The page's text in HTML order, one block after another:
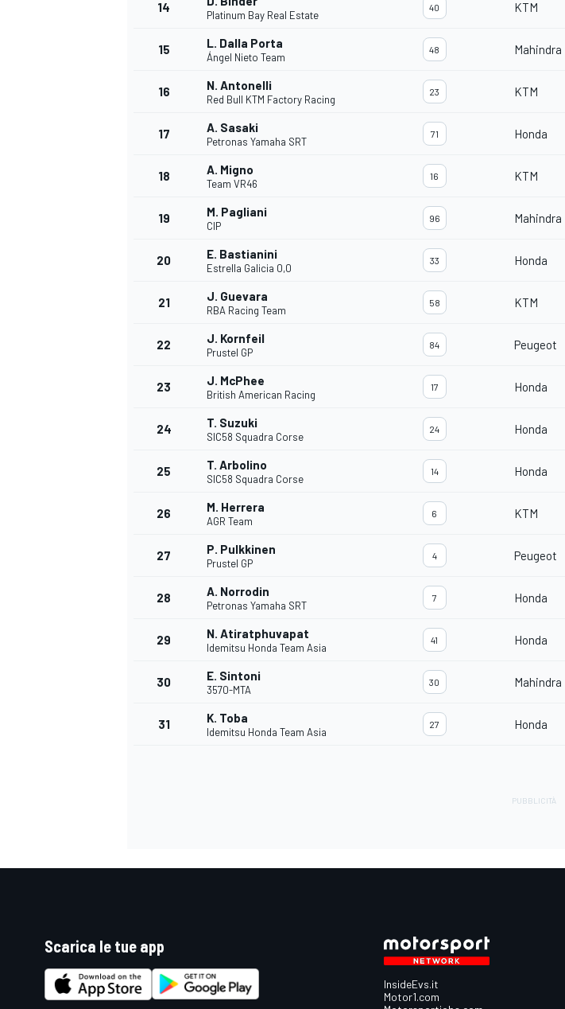
MONOMARCA
14
Platinum Bay Real Estate
40 KTM
15 L. Dalla Porta
Ángel Nieto Team
48 Mahindra
16 N. Antonelli
Red Bull KTM Factory Racing
23 KTM
17 A. Sasaki
Petronas Yamaha SRT
71 Honda
18 A. Migno
Team VR46
16 KTM
19 M. Pagliani
CIP
96 Mahindra
20 E. Bastianini
Estrella Galicia 0,0
33 Honda
21 J. Guevara
RBA Racing Team
58 KTM
22 J. Kornfeil
Prustel GP
84 Peugeot
23 J. McPhee
British American Racing
17 Honda
24 T. Suzuki
SIC58 Squadra Corse
24 Honda
25 T. Arbolino
SIC58 Squadra Corse
14 Honda
26 M. Herrera
AGR Team
6 KTM
27 P. Pulkkinen
Prustel GP
4 Peugeot
28 A. Norrodin
Petronas Yamaha SRT
7 Honda
29 N. Atiratphuvapat
Idemitsu Honda Team Asia
41 Honda
30 E. Sintoni
3570-MTA
30 Mahindra
31 K. Toba
Idemitsu Honda Team Asia
27 Honda
Scarica le tue app
InsideEvs.it
Motor1.com